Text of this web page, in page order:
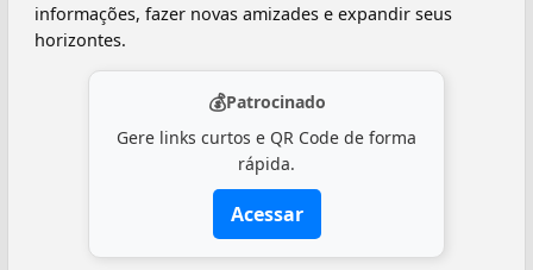
informações, fazer novas amizades e expandir seus
horizontes.
💰Patrocinado
Gere links curtos e QR Code de forma
rápida.
Acessar